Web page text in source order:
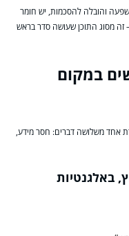
והובלה להסכמות, יש חומר
זה מסוג התוכן שעושה סדר בראש
במקום
אחד משלושה דברים: חסר מידע,